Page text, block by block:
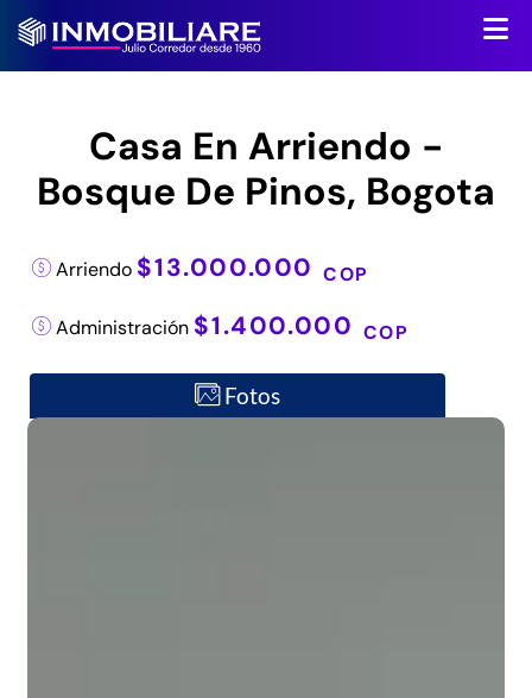
Casa En Arriendo -
Bosque De Pinos, Bogota
Arriendo $13.000.000COP
Administración $1.400.000 COP
Fotos